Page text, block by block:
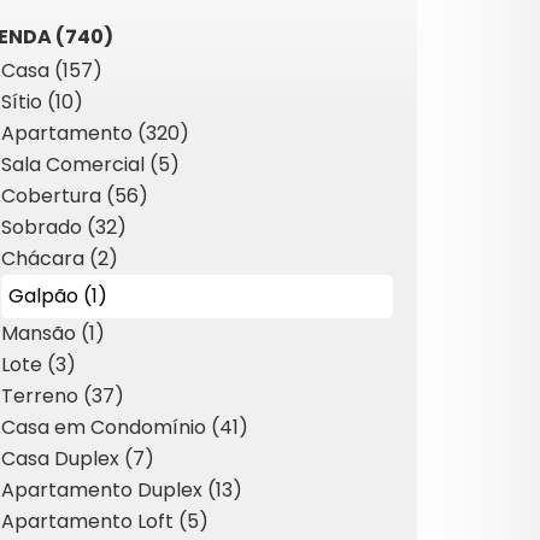
(740)
Casa (157)
Sítio (10)
Apartamento (320)
Sala Comercial (5)
Cobertura (56)
Sobrado (32)
Chácara (2)
Galpão (1)
Mansão (1)
Lote (3)
Terreno (37)
Casa em Condomínio (41)
Casa Duplex (7)
Apartamento Duplex (13)
Apartamento Loft (5)